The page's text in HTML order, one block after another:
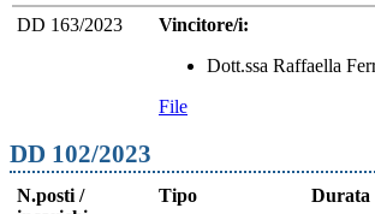
DD 163/2023
Vincitore/i:
Dott.ssa Raffaella
File
DD 102/2023
N.posti /
Tipo Durata